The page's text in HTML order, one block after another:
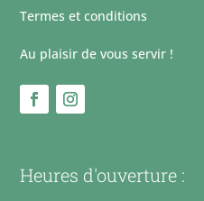
Termes et conditions
Au plaisir de vous servir !
Heures d'ouverture :